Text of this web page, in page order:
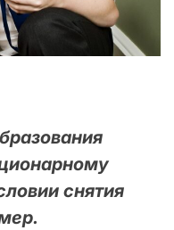
снятия